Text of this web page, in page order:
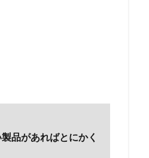
品があればとにかく